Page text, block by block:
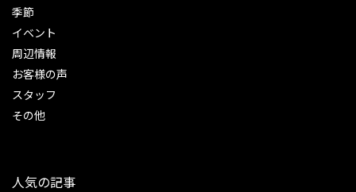
季節
イベント
周辺情報
お客様の声
スタッフ
その他
人気の記事